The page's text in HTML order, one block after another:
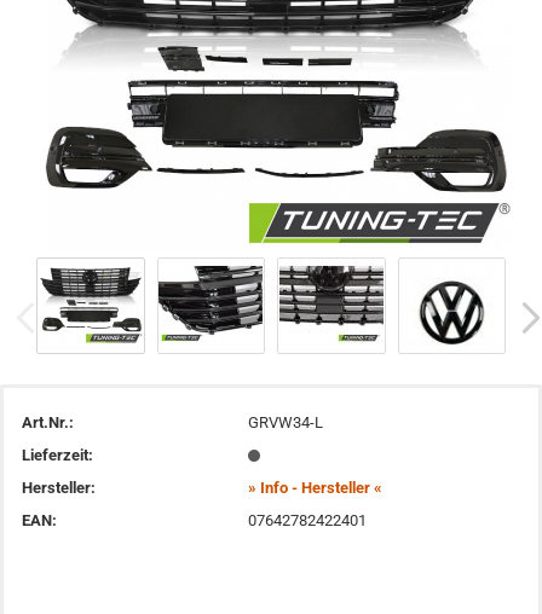
Art.Nr.:
GRVW34-L
Lieferzeit:
Hersteller:
» Info - Hersteller «
EAN:
07642782422401